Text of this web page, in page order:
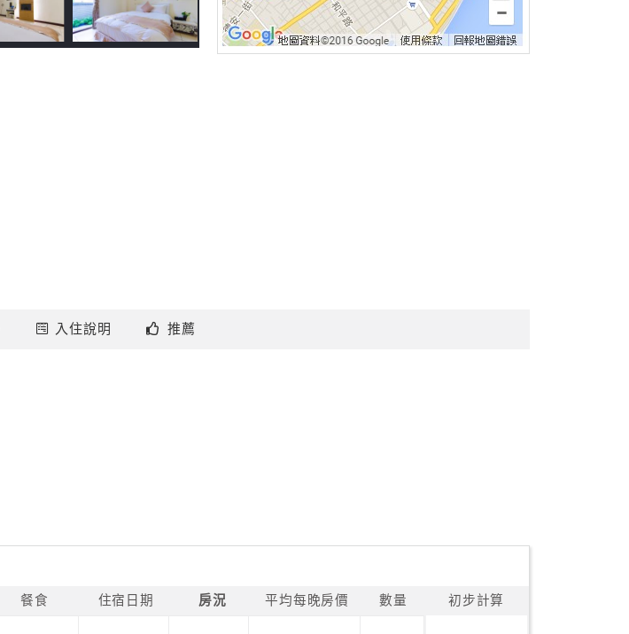
入住說明 推薦
餐食 住宿日期 房況 平均每晚房價 數量 初步計算